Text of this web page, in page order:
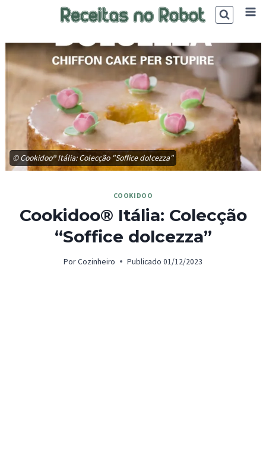
© Cookidoo® Itália: Colecção "Soffice dolcezza"
COOKIDOO
Cookidoo® Itália: Colecção
“Soffice dolcezza”
Por Cozinheiro Publicado 01/12/2023